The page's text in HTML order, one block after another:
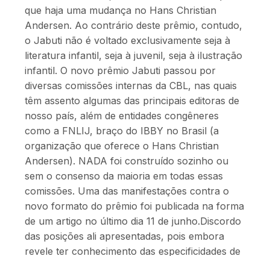
que haja uma mudança no Hans Christian
Andersen. Ao contrário deste prêmio, contudo,
o Jabuti não é voltado exclusivamente seja à
literatura infantil, seja à juvenil, seja à ilustração
infantil. O novo prêmio Jabuti passou por
diversas comissões internas da CBL, nas quais
têm assento algumas das principais editoras de
nosso país, além de entidades congêneres
como a FNLIJ, braço do IBBY no Brasil (a
organização que oferece o Hans Christian
Andersen). NADA foi construído sozinho ou
sem o consenso da maioria em todas essas
comissões. Uma das manifestações contra o
novo formato do prêmio foi publicada na forma
de um artigo no último dia 11 de junho.Discordo
das posições ali apresentadas, pois embora
revele ter conhecimento das especificidades de